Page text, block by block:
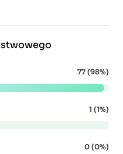
77 (98%)
1 (1%)
0 (0%)